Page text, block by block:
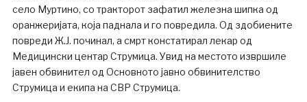
село Муртино, со тракторот зафатил железна шипка од
оранжеријата, која паднала и го повредила. Од здобиените
повреди Ж.Ј. починал, а смрт констатирал лекар од
Медицински центар Струмица. Увид на местото извршиле
јавен обвинител од Основното јавно обвинителство
Струмица и екипа на СВР Струмица.